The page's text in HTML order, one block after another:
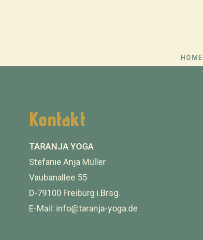
HOME
Kontakt
TARANJA YOGA
Stefanie Anja Müller
Vaubanallee 55
D-79100 Freiburg i.Brsg.
E-Mail: info@taranja-yoga.de